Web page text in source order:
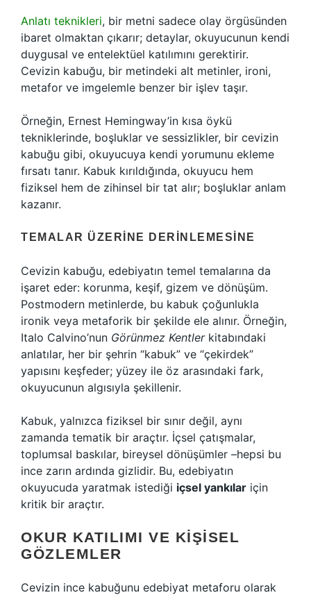
Anlatı teknikleri, bir metni sadece olay örgüsünden
ibaret olmaktan çıkarır; detaylar, okuyucunun kendi
duygusal ve entelektüel katılımını gerektirir.
Cevizin kabuğu, bir metindeki alt metinler, ironi,
metafor ve imgelemle benzer bir işlev taşır.
Örneğin, Ernest Hemingway’in kısa öykü
tekniklerinde, boşluklar ve sessizlikler, bir cevizin
kabuğu gibi, okuyucuya kendi yorumunu ekleme
fırsatı tanır. Kabuk kırıldığında, okuyucu hem
fiziksel hem de zihinsel bir tat alır; boşluklar anlam
kazanır.
TEMALAR ÜZERINE DERINLEMESINE
Cevizin kabuğu, edebiyatın temel temalarına da
işaret eder: korunma, keşif, gizem ve dönüşüm.
Postmodern metinlerde, bu kabuk çoğunlukla
ironik veya metaforik bir şekilde ele alınır. Örneğin,
Italo Calvino’nun Görünmez Kentlerkitabındaki
anlatılar, her bir şehrin “kabuk” ve “çekirdek”
yapısını keşfeder; yüzey ile öz arasındaki fark,
okuyucunun algısıyla şekillenir.
Kabuk, yalnızca fiziksel bir sınır değil, aynı
zamanda tematik bir araçtır. İçsel çatışmalar,
toplumsal baskılar, bireysel dönüşümler –hepsi bu
ince zarın ardında gizlidir. Bu, edebiyatın
okuyucuda yaratmak istediği içsel yankılar için
kritik bir araçtır.
OKUR KATILIMI VE KIŞISEL
GÖZLEMLER
Cevizin ince kabuğunu edebiyat metaforu olarak